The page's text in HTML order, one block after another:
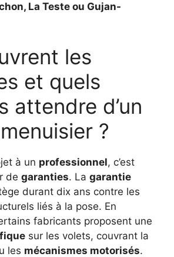
La Teste ou Gujan-
les
et quels
attendre d’un
?
à un professionnel, c’est
de garanties. La garantie
durant dix ans contre les
liés à la pose. En
fabricants proposent une
sur les volets, couvrant la
les mécanismes motorisés.